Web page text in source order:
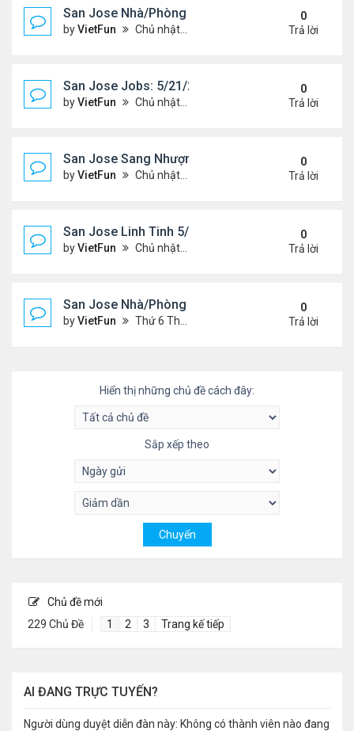
San Jose Nhà/Phòng 5/21/21-5/28/21
byVietFun Chủ nhật Tháng 5 23, 2021 2:14 pm
0
Trả lời
San Jose Jobs: 5/21/21- 5/25/2021
byVietFun Chủ nhật Tháng 5 23, 2021 2:12 pm
0
Trả lời
San Jose Sang Nhượng 5/21/21-5/28/21
byVietFun Chủ nhật Tháng 5 23, 2021 2:10 pm
0
Trả lời
San Jose Linh Tinh 5/21/21 - 5/28/21
byVietFun Chủ nhật Tháng 5 23, 2021 2:09 pm
0
Trả lời
San Jose Nhà/Phòng 5/14/21-5/21/21
byVietFun Thứ 6 Tháng 5 14, 2021 12:17 pm
0
Trả lời
Hiển thị những chủ đề cách đây:
Sắp xếp theo
Chủ đề mới
229 Chủ Đề
1 2 3 Trang kế tiếp
AI ĐANG TRỰC TUYẾN?
Người dùng duyệt diễn đàn này: Không có thành viên nào đang